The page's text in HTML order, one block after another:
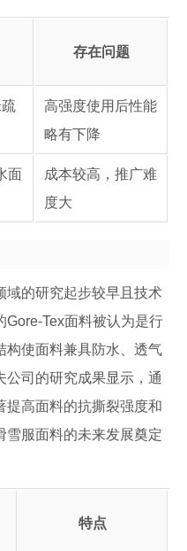
存在问题
高强度使用后性能
略有下降
面
成本较高，推广难
度大
域的研究起步较早且技术
Tex面料被认为是行
构使面料兼具防水、透气
公司的研究成果显示，通
提高面料的抗撕裂强度和
雪服面料的未来发展奠定
特点